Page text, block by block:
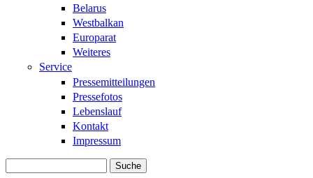
Belarus
Westbalkan
Europarat
Weiteres
Service
Pressemitteilungen
Pressefotos
Lebenslauf
Kontakt
Impressum